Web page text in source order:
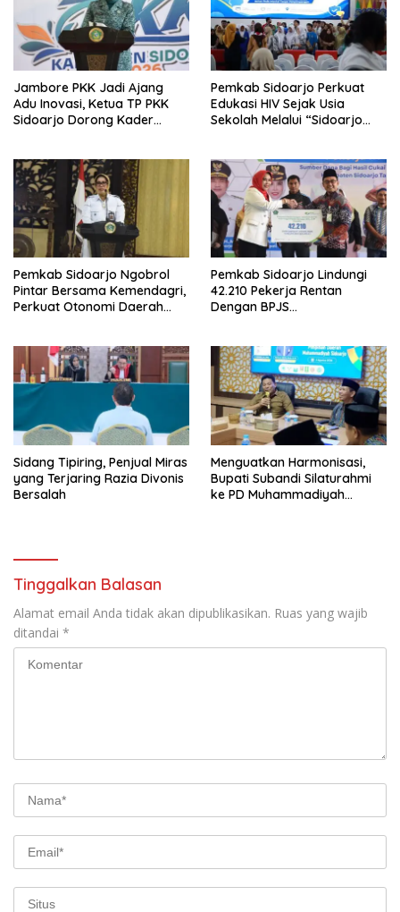
Jambore PKK Jadi Ajang
Adu Inovasi, Ketua TP PKK
Sidoarjo Dorong Kader
Pemkab Sidoarjo Perkuat
Edukasi HIV Sejak Usia
Sekolah Melalui “Sidoarjo
Pemkab Sidoarjo Ngobrol
Pintar Bersama Kemendagri,
Perkuat Otonomi Daerah
Pemkab Sidoarjo Lindungi
42.210 Pekerja Rentan
Dengan BPJS
Wabup Mimik: “Bangun
Manusia Juga Bagian dari
Pembangunan”
Sidang Tipiring, Penjual Miras
yang Terjaring Razia Divonis
Bersalah
Menguatkan Harmonisasi,
Bupati Subandi Silaturahmi
ke PD Muhammadiyah
Tinggalkan Balasan
Alamat email Anda tidak akan dipublikasikan. Ruas yang wajib
ditandai *